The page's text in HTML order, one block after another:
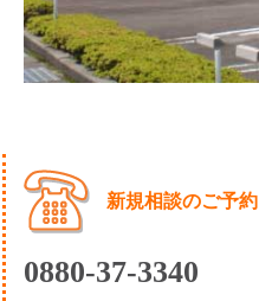
新規相談のご予約
0880-37-3340